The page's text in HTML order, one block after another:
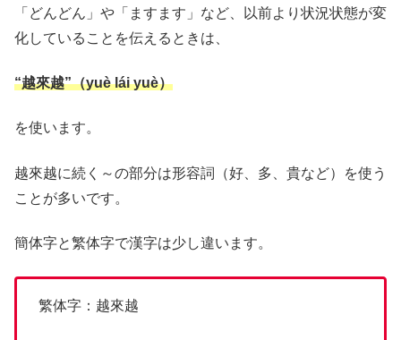
「どんどん」や「ますます」など、以前より状況状態が変
化していることを伝えるときは、
“越來越”（yuè lái yuè）
を使います。
越來越に続く～の部分は形容詞（好、多、貴など）を使う
ことが多いです。
簡体字と繁体字で漢字は少し違います。
繁体字：越來越